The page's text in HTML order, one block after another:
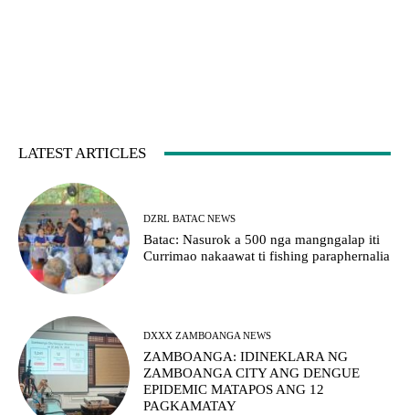
LATEST ARTICLES
DZRL BATAC NEWS
Batac: Nasurok a 500 nga mangngalap iti
Currimao nakaawat ti fishing paraphernalia
DXXX ZAMBOANGA NEWS
ZAMBOANGA: IDINEKLARA NG
ZAMBOANGA CITY ANG DENGUE
EPIDEMIC MATAPOS ANG 12
PAGKAMATAY